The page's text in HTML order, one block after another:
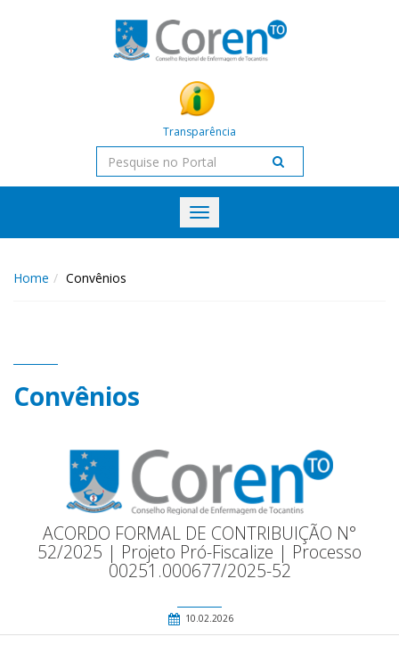
Transparência
Toggle
navigation
Home Convênios
Convênios
ACORDO FORMAL DE CONTRIBUIÇÃO N°
52/2025 | Projeto Pró-Fiscalize | Processo
00251.000677/2025-52
10.02.2026